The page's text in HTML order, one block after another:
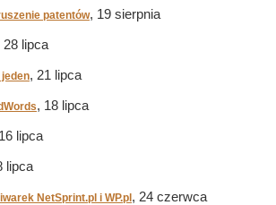
patentów, 19 sierpnia
28 lipca
, 21 lipca
, 18 lipca
lipca
lipca
NetSprint.pl i WP.pl , 24 czerwca